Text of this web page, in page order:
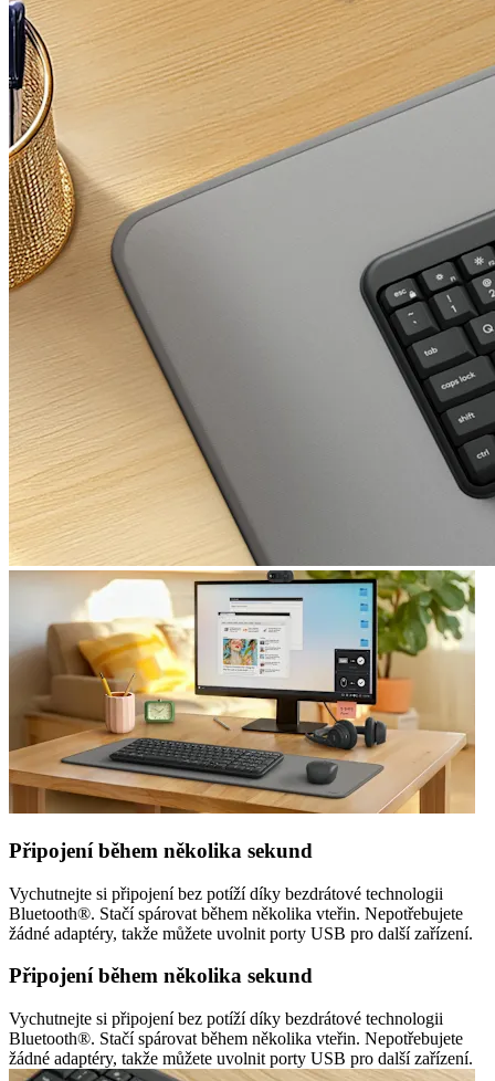
Připojení během několika sekund
Vychutnejte si připojení bez potíží díky bezdrátové technologii
Bluetooth®. Stačí spárovat během několika vteřin. Nepotřebujete
žádné adaptéry, takže můžete uvolnit porty USB pro další zařízení.
Připojení během několika sekund
Vychutnejte si připojení bez potíží díky bezdrátové technologii
Bluetooth®. Stačí spárovat během několika vteřin. Nepotřebujete
žádné adaptéry, takže můžete uvolnit porty USB pro další zařízení.